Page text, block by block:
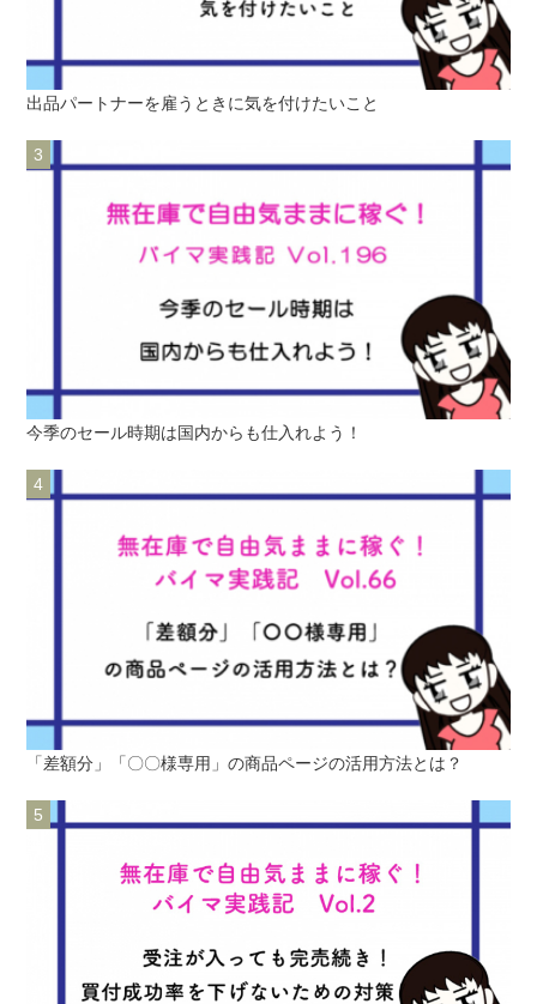
出品パートナーを雇うときに気を付けたいこと
今季のセール時期は国内からも仕入れよう！
「差額分」「〇〇様専用」の商品ページの活用方法とは？